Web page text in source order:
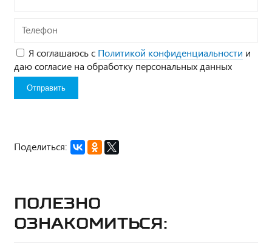
Телефон
Я соглашаюсь с Политикой конфиденциальности и
даю согласие на обработку персональных данных
Поделиться:
Полезно
ознакомиться: